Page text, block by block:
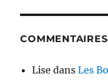
Lise dansLes